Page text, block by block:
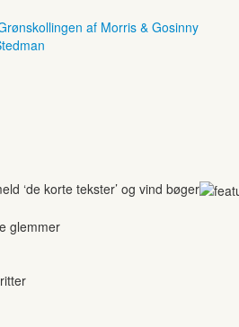
af Morris & Gosinny
‘de korte tekster’ og vind bøger
glemmer